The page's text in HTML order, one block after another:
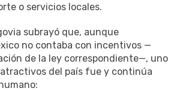
o servicios locales.
subrayó que, aunque
no contaba con incentivos —
de la ley correspondiente—, uno
del país fue y continúa